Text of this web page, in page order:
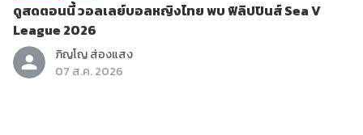
ดูสดตอนนี้ วอลเลย์บอลหญิงไทย พบ ฟิลิปปินส์ Sea V
League 2026
ภิญโญ ส่องแสง
07 ส.ค. 2026